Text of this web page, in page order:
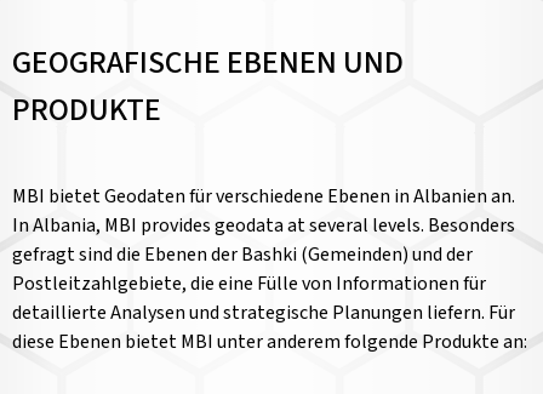
GEOGRAFISCHE EBENEN UND
PRODUKTE
MBI bietet Geodaten für verschiedene Ebenen in Albanien an.
In Albania, MBI provides geodata at several levels. Besonders
gefragt sind die Ebenen der Bashki (Gemeinden) und der
Postleitzahlgebiete, die eine Fülle von Informationen für
detaillierte Analysen und strategische Planungen liefern. Für
diese Ebenen bietet MBI unter anderem folgende Produkte an: